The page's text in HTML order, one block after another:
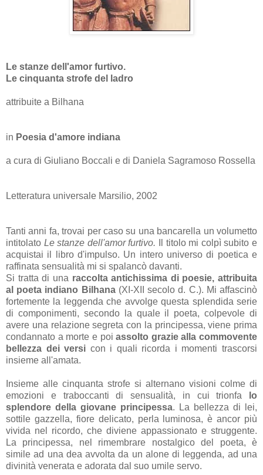
Le stanze dell'amor furtivo.
Le cinquanta strofe del ladro
attribuite a Bilhana
in Poesia d'amore indiana
a cura di Giuliano Boccali e di Daniela Sagramoso Rossella
Letteratura universale Marsilio, 2002
Tanti anni fa, trovai per caso su una bancarella un volumetto
intitolato Le stanze dell'amor furtivo. Il titolo mi colpì subito e
acquistai il libro d'impulso. Un intero universo di poetica e
raffinata sensualità mi si spalancò davanti.
Si tratta di una raccolta antichissima di poesie, attribuita
al poeta indiano Bilhana(XI-XII secolo d. C.). Mi affascinò
fortemente la leggenda che avvolge questa splendida serie
di componimenti, secondo la quale il poeta, colpevole di
avere una relazione segreta con la principessa, viene prima
condannato a morte e poiassolto grazie alla commovente
bellezza dei versi con i quali ricorda i momenti trascorsi
insieme all'amata.
Insieme alle cinquanta strofe si alternano visioni colme di
emozioni e traboccanti di sensualità, in cui trionfa
lo
splendore della giovane principessa. La bellezza di lei,
sottile gazzella, fiore delicato, perla luminosa, è ancor più
vivida nel ricordo, che diviene appassionato e struggente.
La principessa, nel rimembrare nostalgico del poeta, è
simile ad una dea avvolta da un alone di leggenda, ad una
divinità venerata e adorata dal suo umile servo.